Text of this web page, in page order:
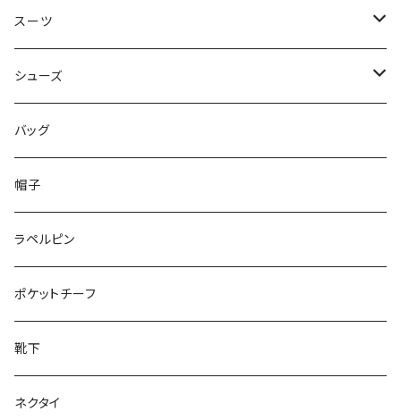
50/XL～
48/L
50/XL～
46/M
48/L
50/XL～
～44/S
46/M
48/L
50/XL～
スーツ
～44/S
46/M
48/L
50/XL～
シューズ
～25.5cm
26cm～
27cm～
28cm～
バッグ
帽子
ラペルピン
ポケットチーフ
靴下
ネクタイ